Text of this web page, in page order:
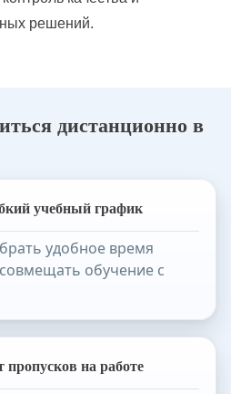
решений.
дистанционно в
учебный график
удобное время
обучение с
пропусков на работе